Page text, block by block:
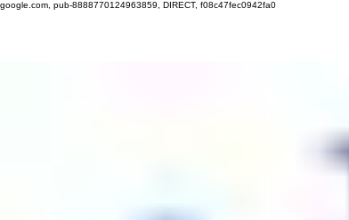
google.com, pub-8888770124963859, DIRECT, f08c47fec0942fa0